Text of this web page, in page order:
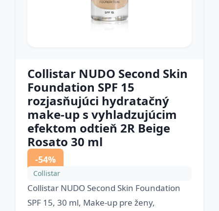
Collistar NUDO Second Skin
Foundation SPF 15
rozjasňujúci hydratačný
make-up s vyhladzujúcim
efektom odtieň 2R Beige
Rosato 30 ml
-54%
Collistar
Collistar NUDO Second Skin Foundation
SPF 15, 30 ml, Make-up pre ženy,